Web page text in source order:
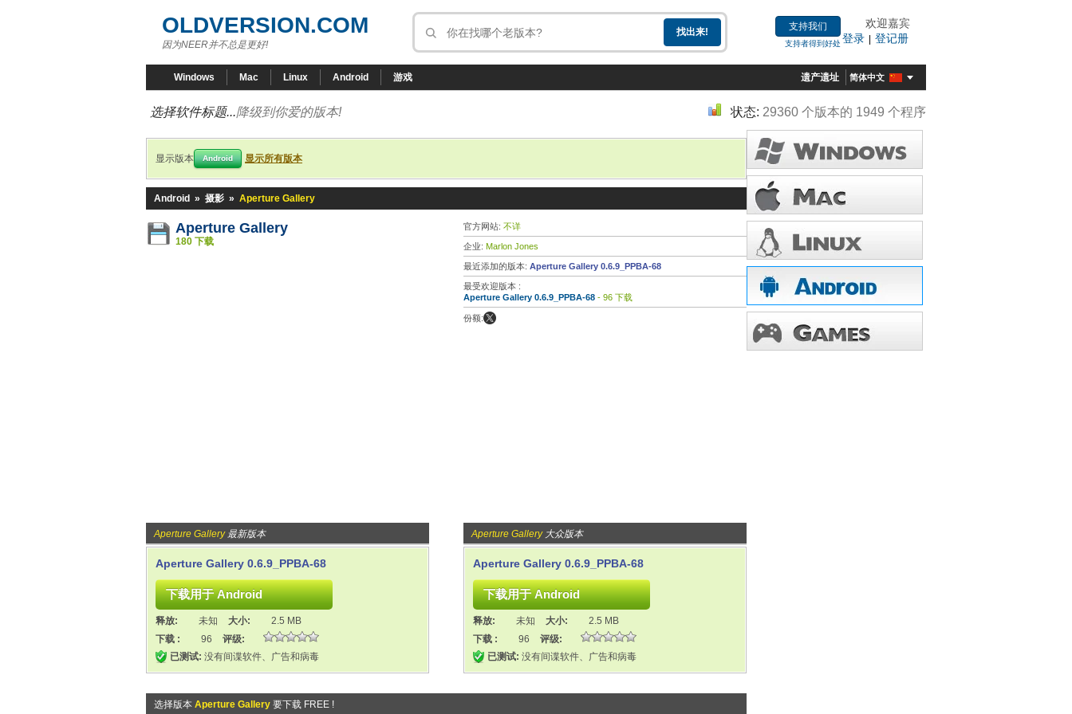
OLDVERSION.COM
因为NEER并不总是更好!
支持我们
支持者得到好处
欢迎嘉宾
登录 | 登记册
Windows Mac Linux Android 游戏 遗产遗址 简体中文
选择软件标题...降级到你爱的版本! 状态: 29360 个版本的 1949 个程序
显示版本 Android 显示所有版本
Android » 摄影 » Aperture Gallery
Aperture Gallery
180 下载
官方网站: 不详
企业: Marlon Jones
最近添加的版本: Aperture Gallery 0.6.9_PPBA-68
最受欢迎版本 :
Aperture Gallery 0.6.9_PPBA-68 - 96 下载
份额:
Aperture Gallery最新版本
Aperture Gallery 0.6.9_PPBA-68
释放: 未知 大小:
2.5 MB
下载 :
96
评级:
已测试: 没有间谍软件、广告和病毒
Aperture Gallery大众版本
Aperture Gallery 0.6.9_PPBA-68
释放: 未知 大小:
2.5 MB
下载 :
96
评级:
已测试: 没有间谍软件、广告和病毒
选择版本 Aperture Gallery 要下载 FREE !